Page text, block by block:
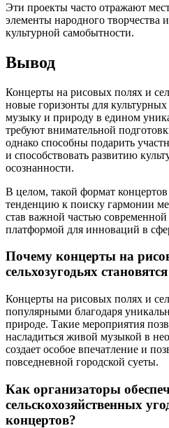
Эти проекты часто отражают
элементы народного творчества
культурной самобытности.
Вывод
Концерты на рисовых полях и
новые горизонты для
музыку и природу в едином
требуют внимательной
однако способны подарить
и способствовать развитию
осознанности.
В целом, такой формат
тенденцию к поиску гармонии
став важной частью
платформой для инноваций в
Почему концерты на
сельхозугодьях
Концерты на рисовых полях и
популярными благодаря
природе. Такие мероприятия
насладиться живой музыкой в
создает особое впечатление и
повседневной городской суеты.
Как организаторы
сельскохозяйственных
концертов?